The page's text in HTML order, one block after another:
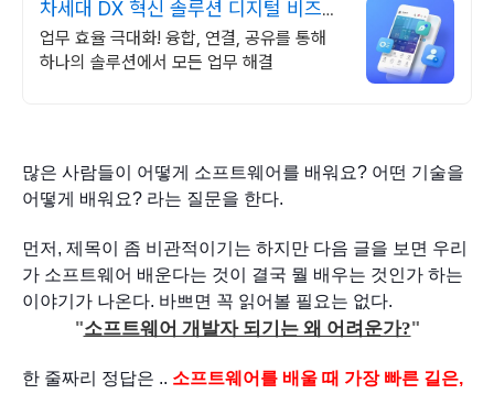
차세대 DX 혁신 솔루션 디지털 비즈니
스 플랫폼
업무 효율 극대화! 융합, 연결, 공유를 통해
하나의 솔루션에서 모든 업무 해결
많은 사람들이 어떻게 소프트웨어를 배워요? 어떤 기술을
어떻게 배워요? 라는 질문을 한다.
먼저, 제목이 좀 비관적이기는 하지만 다음 글을 보면 우리
가 소프트웨어 배운다는 것이 결국 뭘 배우는 것인가 하는
이야기가 나온다. 바쁘면 꼭 읽어볼 필요는 없다.
"소프트웨어 개발자 되기는 왜 어려운가?"
한 줄짜리 정답은 .. 소프트웨어를 배울 때 가장 빠른 길은,